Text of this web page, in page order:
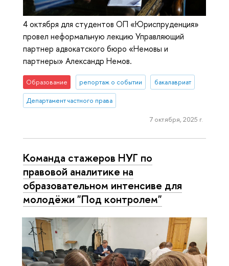
4 октября для студентов ОП «Юриспруденция»
провел неформальную лекцию Управляющий
партнер адвокатского бюро «Немовы и
партнеры» Александр Немов.
Образование репортаж о событии бакалавриат
Департамент частного права
7 октября, 2025 г.
Команда стажеров НУГ по
правовой аналитике на
образовательном интенсиве для
молодёжи "Под контролем"